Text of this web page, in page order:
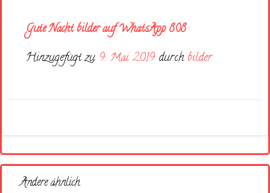
Gute Nacht bilder auf WhatsApp 808
Hinzugefügt zu 9. Mai 2019 durch bilder
Andere ähnlich